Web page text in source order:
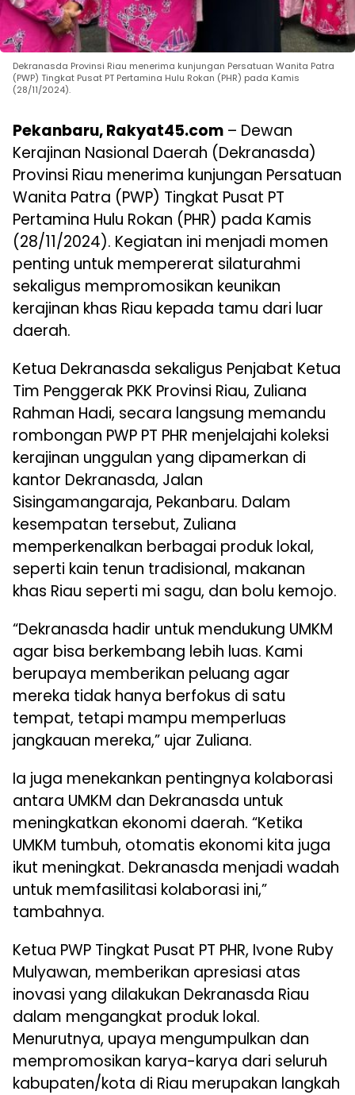
Dekranasda Provinsi Riau menerima kunjungan Persatuan Wanita Patra
(PWP) Tingkat Pusat PT Pertamina Hulu Rokan (PHR) pada Kamis
(28/11/2024).
Pekanbaru, Rakyat45.com – Dewan
Kerajinan Nasional Daerah (Dekranasda)
Provinsi Riau menerima kunjungan Persatuan
Wanita Patra (PWP) Tingkat Pusat PT
Pertamina Hulu Rokan (PHR) pada Kamis
(28/11/2024). Kegiatan ini menjadi momen
penting untuk mempererat silaturahmi
sekaligus mempromosikan keunikan
kerajinan khas Riau kepada tamu dari luar
daerah.
Ketua Dekranasda sekaligus Penjabat Ketua
Tim Penggerak PKK Provinsi Riau, Zuliana
Rahman Hadi, secara langsung memandu
rombongan PWP PT PHR menjelajahi koleksi
kerajinan unggulan yang dipamerkan di
kantor Dekranasda, Jalan
Sisingamangaraja, Pekanbaru. Dalam
kesempatan tersebut, Zuliana
memperkenalkan berbagai produk lokal,
seperti kain tenun tradisional, makanan
khas Riau seperti mi sagu, dan bolu kemojo.
“Dekranasda hadir untuk mendukung UMKM
agar bisa berkembang lebih luas. Kami
berupaya memberikan peluang agar
mereka tidak hanya berfokus di satu
tempat, tetapi mampu memperluas
jangkauan mereka,” ujar Zuliana.
Ia juga menekankan pentingnya kolaborasi
antara UMKM dan Dekranasda untuk
meningkatkan ekonomi daerah. “Ketika
UMKM tumbuh, otomatis ekonomi kita juga
ikut meningkat. Dekranasda menjadi wadah
untuk memfasilitasi kolaborasi ini,”
tambahnya.
Ketua PWP Tingkat Pusat PT PHR, Ivone Ruby
Mulyawan, memberikan apresiasi atas
inovasi yang dilakukan Dekranasda Riau
dalam mengangkat produk lokal.
Menurutnya, upaya mengumpulkan dan
mempromosikan karya-karya dari seluruh
kabupaten/kota di Riau merupakan langkah